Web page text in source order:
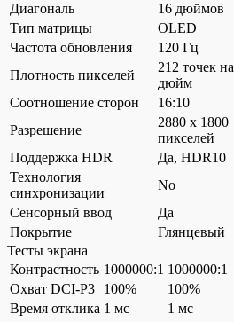
Диагональ
16 дюймов
Тип матрицы
OLED
Частота обновления
120 Гц
Плотность пикселей
212 точек на
дюйм
Соотношение сторон
16:10
Разрешение
2880 x 1800
пикселей
Поддержка HDR
Да, HDR10
Технология
синхронизации
No
Сенсорный ввод
Да
Покрытие
Глянцевый
Тесты экрана
Контрастность 1000000:1 1000000:1
Охват DCI-P3
100%
100%
Время отклика 1 мс
1 мс